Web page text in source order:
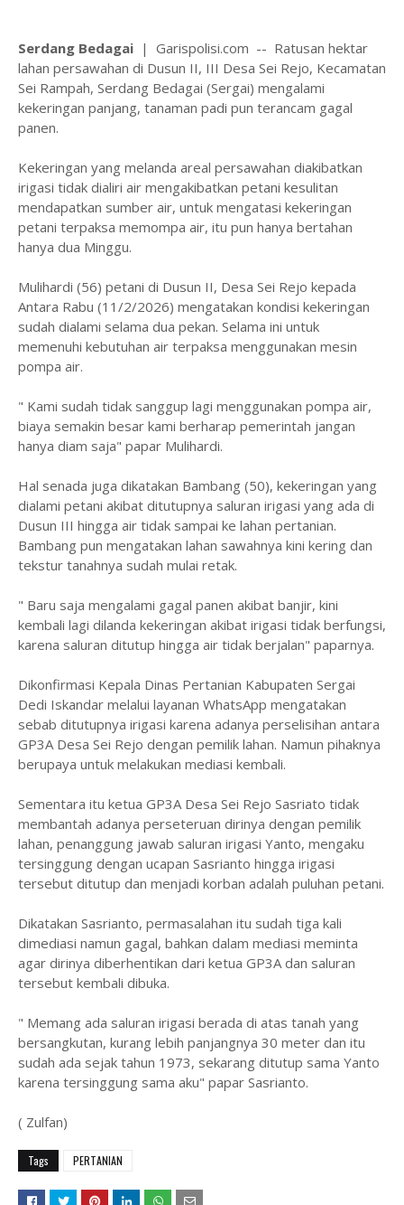
Serdang Bedagai | Garispolisi.com -- Ratusan hektar
lahan persawahan di Dusun II, III Desa Sei Rejo, Kecamatan
Sei Rampah, Serdang Bedagai (Sergai) mengalami
kekeringan panjang, tanaman padi pun terancam gagal
panen.
Kekeringan yang melanda areal persawahan diakibatkan
irigasi tidak dialiri air mengakibatkan petani kesulitan
mendapatkan sumber air, untuk mengatasi kekeringan
petani terpaksa memompa air, itu pun hanya bertahan
hanya dua Minggu.
Mulihardi (56) petani di Dusun II, Desa Sei Rejo kepada
Antara Rabu (11/2/2026) mengatakan kondisi kekeringan
sudah dialami selama dua pekan. Selama ini untuk
memenuhi kebutuhan air terpaksa menggunakan mesin
pompa air.
" Kami sudah tidak sanggup lagi menggunakan pompa air,
biaya semakin besar kami berharap pemerintah jangan
hanya diam saja" papar Mulihardi.
Hal senada juga dikatakan Bambang (50), kekeringan yang
dialami petani akibat ditutupnya saluran irigasi yang ada di
Dusun III hingga air tidak sampai ke lahan pertanian.
Bambang pun mengatakan lahan sawahnya kini kering dan
tekstur tanahnya sudah mulai retak.
" Baru saja mengalami gagal panen akibat banjir, kini
kembali lagi dilanda kekeringan akibat irigasi tidak berfungsi,
karena saluran ditutup hingga air tidak berjalan" paparnya.
Dikonfirmasi Kepala Dinas Pertanian Kabupaten Sergai
Dedi Iskandar melalui layanan WhatsApp mengatakan
sebab ditutupnya irigasi karena adanya perselisihan antara
GP3A Desa Sei Rejo dengan pemilik lahan. Namun pihaknya
berupaya untuk melakukan mediasi kembali.
Sementara itu ketua GP3A Desa Sei Rejo Sasriato tidak
membantah adanya perseteruan dirinya dengan pemilik
lahan, penanggung jawab saluran irigasi Yanto, mengaku
tersinggung dengan ucapan Sasrianto hingga irigasi
tersebut ditutup dan menjadi korban adalah puluhan petani.
Dikatakan Sasrianto, permasalahan itu sudah tiga kali
dimediasi namun gagal, bahkan dalam mediasi meminta
agar dirinya diberhentikan dari ketua GP3A dan saluran
tersebut kembali dibuka.
" Memang ada saluran irigasi berada di atas tanah yang
bersangkutan, kurang lebih panjangnya 30 meter dan itu
sudah ada sejak tahun 1973, sekarang ditutup sama Yanto
karena tersinggung sama aku" papar Sasrianto.
( Zulfan)
Tags PERTANIAN